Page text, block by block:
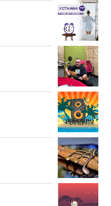
РАДИО ЏЕЗЕР